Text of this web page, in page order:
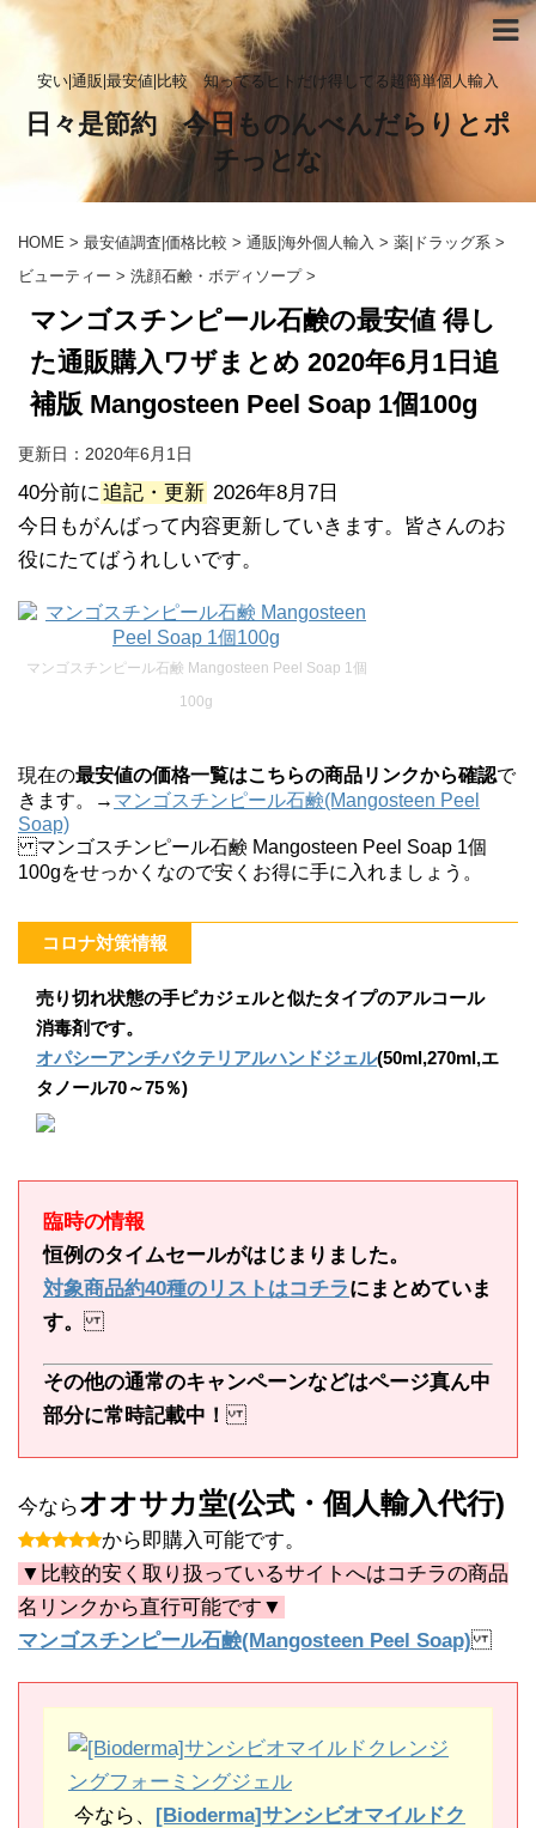
安い|通販|最安値|比較 知ってるヒトだけ得してる超簡単個人輸入
日々是節約 今日ものんべんだらりとポ
チっとな
HOME > 最安値調査|価格比較 > 通販|海外個人輸入 > 薬|ドラッグ系 >
ビューティー > 洗顔石鹸・ボディソープ >
マンゴスチンピール石鹸の最安値 得し
た通販購入ワザまとめ 2020年6月1日追
補版 Mangosteen Peel Soap 1個100g
更新日： 2020年6月1日
40分前に追記・更新 2026年8月7日
今日もがんばって内容更新していきます。皆さんのお
役にたてばうれしいです。
マンゴスチンピール石鹸 Mangosteen Peel Soap 1個
100g
現在の最安値の価格一覧はこちらの商品リンクから確認で
きます。→ マンゴスチンピール石鹸(Mangosteen Peel
Soap)
マンゴスチンピール石鹸 Mangosteen Peel Soap 1個
100gをせっかくなので安くお得に手に入れましょう。
コロナ対策情報
売り切れ状態の手ピカジェルと似たタイプのアルコール
消毒剤です。
オパシーアンチバクテリアルハンドジェル(50ml,270ml,エ
タノール70～75％)
臨時の情報
恒例のタイムセールがはじまりました。
対象商品約40種のリストはコチラにまとめていま
す。
その他の通常のキャンペーンなどはページ真ん中
部分に常時記載中！
今ならオオサカ堂(公式・個人輸入代行)
から即購入可能です。
▼比較的安く取り扱っているサイトへはコチラの商品
名リンクから直行可能です▼
マンゴスチンピール石鹸(Mangosteen Peel Soap)
今なら、 [Bioderma]サンシビオマイルドク